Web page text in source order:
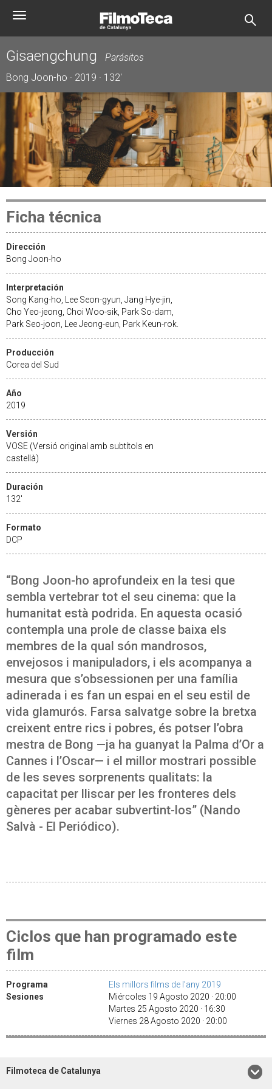
Toggle
Gisaengchung
Parásitos
Bong Joon-ho · 2019 · 132'
Ficha técnica
Dirección
Bong Joon-ho
Interpretación
Song Kang-ho, Lee Seon-gyun, Jang Hye-jin,
Cho Yeo-jeong, Choi Woo-sik, Park So-dam,
Park Seo-joon, Lee Jeong-eun, Park Keun-rok.
Producción
Corea del Sud
Año
2019
Versión
VOSE (Versió original amb subtítols en
castellà)
Duración
132'
Formato
DCP
“Bong Joon-ho aprofundeix en la tesi que
sembla vertebrar tot el seu cinema: que la
humanitat està podrida. En aquesta ocasió
contempla una prole de classe baixa els
membres de la qual són mandrosos,
envejosos i manipuladors, i els acompanya a
mesura que s’obsessionen per una família
adinerada i es fan un espai en el seu estil de
vida glamurós. Farsa salvatge sobre la bretxa
creixent entre rics i pobres, és potser l’obra
mestra de Bong —ja ha guanyat la Palma d’Or a
Cannes i l’Oscar— i el millor mostrari possible
de les seves sorprenents qualitats: la
capacitat per lliscar per les fronteres dels
gèneres per acabar subvertint-los” (Nando
Salvà - El Periódico).
Ciclos que han programado este
film
Programa
Els millors films de l’any 2019
Sesiones
Miércoles 19 Agosto 2020 · 20:00
Martes 25 Agosto 2020 · 16:30
Viernes 28 Agosto 2020 · 20:00
Filmoteca de Catalunya